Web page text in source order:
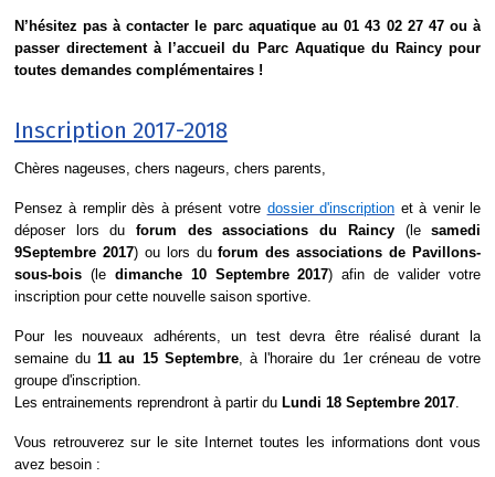
N’hésitez pas à contacter le parc aquatique au 01 43 02 27 47 ou à
passer directement à l’accueil du Parc Aquatique du Raincy pour
toutes demandes complémentaires !
Inscription 2017-2018
Chères nageuses, chers nageurs, chers parents,
Pensez à remplir dès à présent votre dossier d'inscription et à venir le
déposer lors du forum des associations du Raincy(lesamedi
9Septembre 2017) ou lors duforum des associations de Pavillons-
sous-bois(le dimanche 10 Septembre 2017) afin de valider votre
inscription pour cette nouvelle saison sportive.
Pour les nouveaux adhérents, un test devra être réalisé durant la
semaine du11 au 15 Septembre, à l'horaire du 1er créneau de votre
groupe d'inscription.
Les entrainements reprendront à partir du Lundi 18 Septembre 2017.
Vous retrouverez sur le site Internet toutes les informations dont vous
avez besoin :